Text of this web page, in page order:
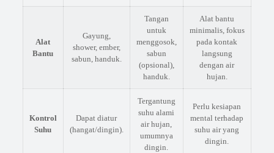
Alat
Bantu
Gayung,
shower, ember,
sabun, handuk.
Tangan
untuk
menggosok,
sabun
(opsional),
handuk.
Alat bantu
minimalis, fokus
pada kontak
langsung
dengan air
hujan.
Kontrol
Suhu
Dapat diatur
(hangat/dingin).
Tergantung
suhu alami
air hujan,
umumnya
dingin.
Perlu kesiapan
mental terhadap
suhu air yang
dingin.